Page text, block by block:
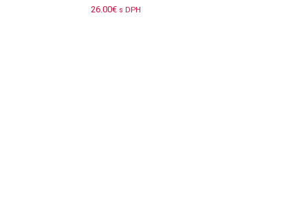
26.00€ s DPH